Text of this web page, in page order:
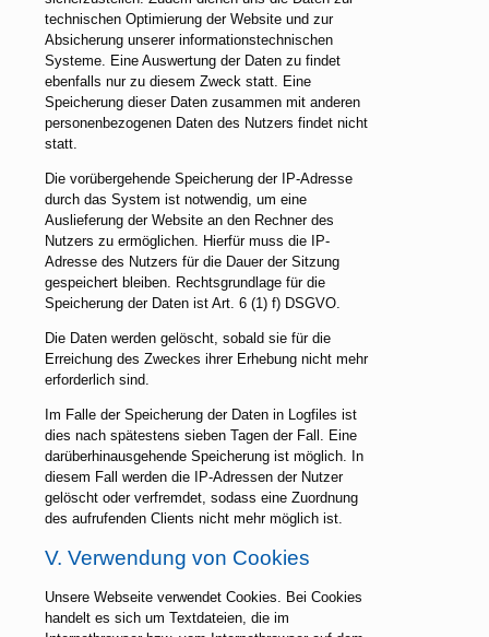
technischen Optimierung der Website und zur
Absicherung unserer informationstechnischen
Systeme. Eine Auswertung der Daten zu findet
ebenfalls nur zu diesem Zweck statt. Eine
Speicherung dieser Daten zusammen mit anderen
personenbezogenen Daten des Nutzers findet nicht
statt.
Die vorübergehende Speicherung der IP-Adresse
durch das System ist notwendig, um eine
Auslieferung der Website an den Rechner des
Nutzers zu ermöglichen. Hierfür muss die IP-
Adresse des Nutzers für die Dauer der Sitzung
gespeichert bleiben. Rechtsgrundlage für die
Speicherung der Daten ist Art. 6 (1) f) DSGVO.
Die Daten werden gelöscht, sobald sie für die
Erreichung des Zweckes ihrer Erhebung nicht mehr
erforderlich sind.
Im Falle der Speicherung der Daten in Logfiles ist
dies nach spätestens sieben Tagen der Fall. Eine
darüberhinausgehende Speicherung ist möglich. In
diesem Fall werden die IP-Adressen der Nutzer
gelöscht oder verfremdet, sodass eine Zuordnung
des aufrufenden Clients nicht mehr möglich ist.
V. Verwendung von Cookies
Unsere Webseite verwendet Cookies. Bei Cookies
handelt es sich um Textdateien, die im